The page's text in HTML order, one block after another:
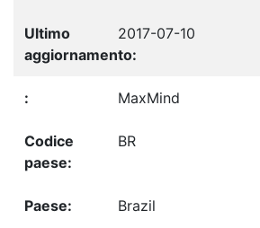
2017-07-10
MaxMind
BR
Brazil